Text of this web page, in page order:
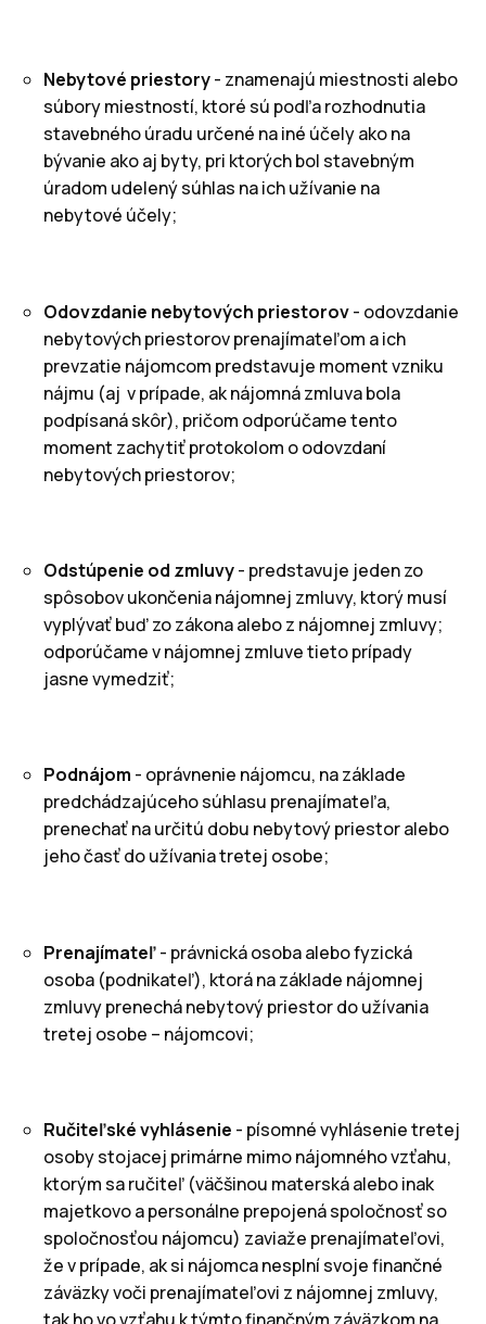
Nebytové priestory- znamenajú miestnosti alebo
súbory miestností, ktoré sú podľa rozhodnutia
stavebného úradu určené na iné účely ako na
bývanie ako aj byty, pri ktorých bol stavebným
úradom udelený súhlas na ich užívanie na
nebytové účely;
Odovzdanie nebytových priestorov- odovzdanie
nebytových priestorov prenajímateľom a ich
prevzatie nájomcom predstavuje moment vzniku
nájmu (aj v prípade, ak nájomná zmluva bola
podpísaná skôr), pričom odporúčame tento
moment zachytiť protokolom o odovzdaní
nebytových priestorov;
Odstúpenie od zmluvy- predstavuje jeden zo
spôsobov ukončenia nájomnej zmluvy, ktorý musí
vyplývať buď zo zákona alebo z nájomnej zmluvy;
odporúčame v nájomnej zmluve tieto prípady
jasne vymedziť;
Podnájom - oprávnenie nájomcu, na základe
predchádzajúceho súhlasu prenajímateľa,
prenechať na určitú dobu nebytový priestor alebo
jeho časť do užívania tretej osobe;
Prenajímateľ- právnická osoba alebo fyzická
osoba (podnikateľ), ktorá na základe nájomnej
zmluvy prenechá nebytový priestor do užívania
tretej osobe – nájomcovi;
Ručiteľské vyhlásenie - písomné vyhlásenie tretej
osoby stojacej primárne mimo nájomného vzťahu,
ktorým sa ručiteľ (väčšinou materská alebo inak
majetkovo a personálne prepojená spoločnosť so
spoločnosťou nájomcu) zaviaže prenajímateľovi,
že v prípade, ak si nájomca nesplní svoje finančné
záväzky voči prenajímateľovi z nájomnej zmluvy,